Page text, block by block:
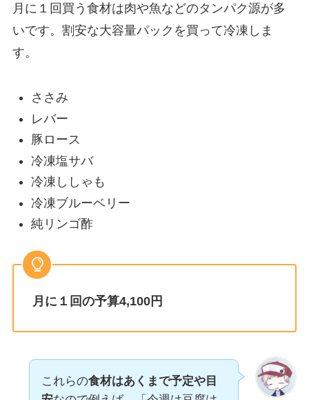
月に１回買う食材は肉や魚などのタンパク源が多
いです。割安な大容量パックを買って冷凍しま
す。
ささみ
レバー
豚ロース
冷凍塩サバ
冷凍ししゃも
冷凍ブルーベリー
純リンゴ酢
月に１回の予算4,100円
これらの食材はあくまで予定や目